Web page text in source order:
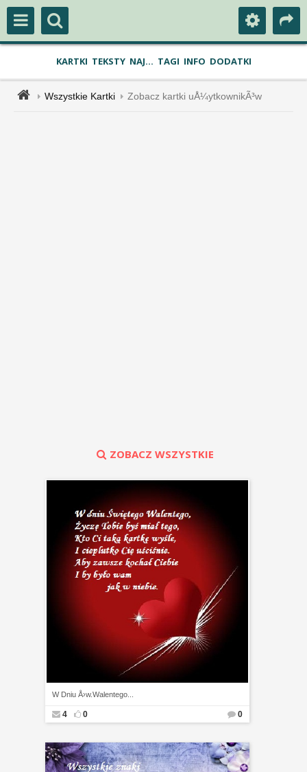
KARTKI TEKSTY NAJ... TAGI INFO DODATKI
Wszystkie Kartki Zobacz kartki uÅ¼ytkownikÃ³w
ZOBACZ WSZYSTKIE
W Dniu Å›w.Walentego...
4 0 0